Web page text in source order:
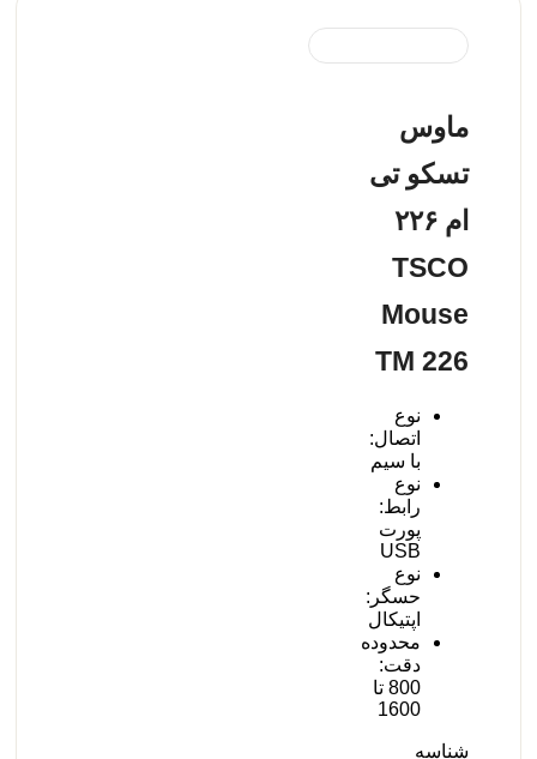
ماوس
تسکو تی
ام ۲۲۶
TSCO
Mouse
TM 226
نوع
اتصال:
با سیم
نوع
رابط:
پورت
USB
نوع
حسگر:
اپتیکال
محدوده
دقت:
800 تا
1600
شناسه